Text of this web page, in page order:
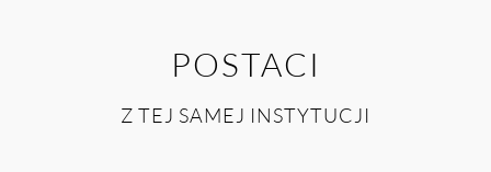
POSTACI
Z TEJ SAMEJ INSTYTUCJI